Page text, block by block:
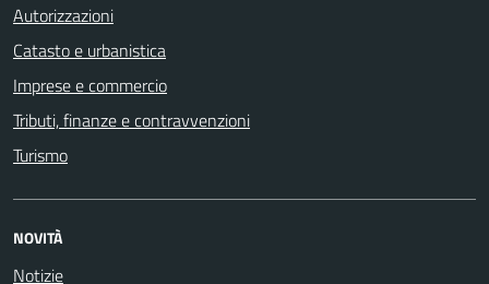
Autorizzazioni
Catasto e urbanistica
Imprese e commercio
Tributi, finanze e contravvenzioni
Turismo
NOVITÀ
Notizie